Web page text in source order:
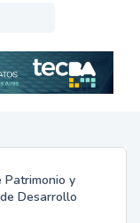
y
Desarrollo